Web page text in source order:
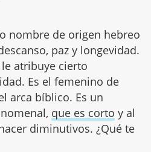
nombre de origen hebreo
paz y longevidad.
atribuye cierto
Es el femenino de
arca bíblico. Es un
que es corto y al
diminutivos. ¿Qué te